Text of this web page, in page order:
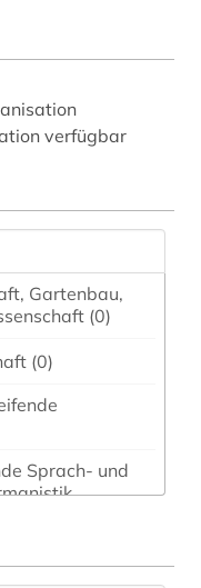
verfügbar
Ernährungs- und Haushaltswissenschaft (0)
Allgemeine Naturwissenschaft (0)